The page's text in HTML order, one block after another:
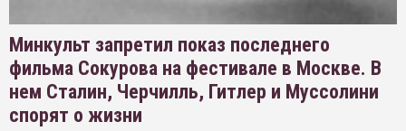
Минкульт запретил показ последнего
фильма Сокурова на фестивале в Москве. В
нем Сталин, Черчилль, Гитлер и Муссолини
спорят о жизни